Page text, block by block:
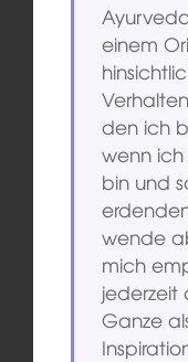
einem
den ich
wenn
bin und
wende
mich
jederzeit
Ganze